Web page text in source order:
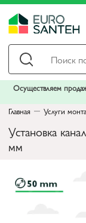
Осуществляем
Главная
Услуги
Установка
мм